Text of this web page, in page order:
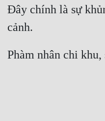
Đây chính là sự